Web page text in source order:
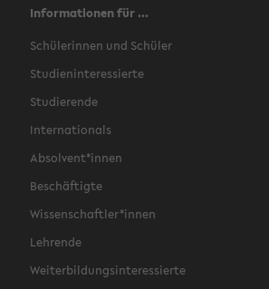
Informationen für ...
Schülerinnen und Schüler
Studieninteressierte
Studierende
Internationals
Absolvent*innen
Beschäftigte
Wissenschaftler*innen
Lehrende
Weiterbildungsinteressierte